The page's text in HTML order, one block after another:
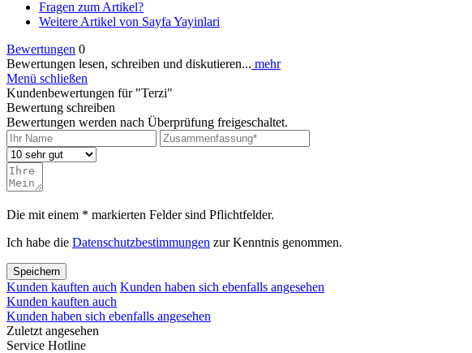
Fragen zum Artikel?
Weitere Artikel von Sayfa Yayinlari
Bewertungen 0
Bewertungen lesen, schreiben und diskutieren... mehr
Menü schließen
Kundenbewertungen für "Terzi"
Bewertung schreiben
Bewertungen werden nach Überprüfung freigeschaltet.
Die mit einem * markierten Felder sind Pflichtfelder.
Ich habe die Datenschutzbestimmungen zur Kenntnis genommen.
Speichern
Kunden kauften auch Kunden haben sich ebenfalls angesehen
Kunden kauften auch
Kunden haben sich ebenfalls angesehen
Zuletzt angesehen
Service Hotline